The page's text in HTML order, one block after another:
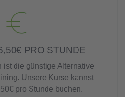
PRO STUNDE
ist die günstige Alternative
Unsere Kurse kannst
pro Stunde buchen.